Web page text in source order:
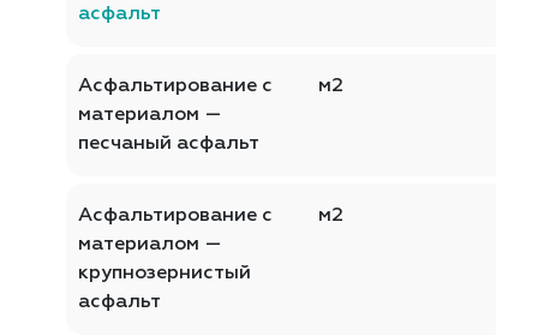
асфальт
Асфальтирование с
материалом —
песчаный асфальт
м2
Асфальтирование с
материалом —
крупнозернистый
асфальт
м2